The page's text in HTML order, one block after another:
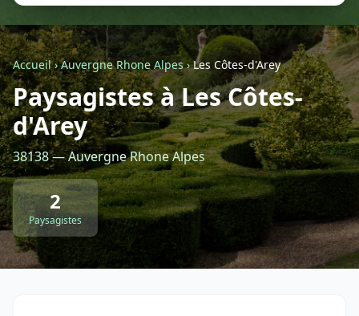
Retour à la liste des métiers
CGU-Confidentialité- Service proposé parViteUnDevis.com - Vous
Accueil›Auvergne Rhone Alpes›Les Côtes-d'Arey
Paysagistes à Les Côtes-
d'Arey
38138 — Auvergne Rhone Alpes
2
Paysagistes